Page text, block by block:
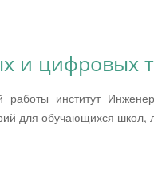
и цифровых
институт
для обучающихся школ,